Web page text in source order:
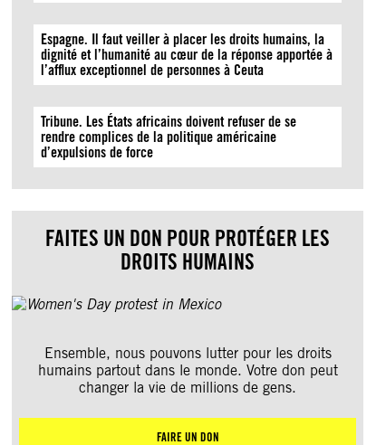
Espagne. Il faut veiller à placer les droits humains, la
dignité et l’humanité au cœur de la réponse apportée à
l’afflux exceptionnel de personnes à Ceuta
Tribune. Les États africains doivent refuser de se
rendre complices de la politique américaine
d’expulsions de force
FAITES UN DON POUR PROTÉGER LES
DROITS HUMAINS
Ensemble, nous pouvons lutter pour les droits
humains partout dans le monde. Votre don peut
changer la vie de millions de gens.
FAIRE UN DON